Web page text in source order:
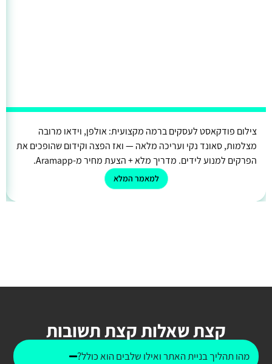
צילום פודקאסט לעסקים ברמה מקצועית: אולפן, וידאו מרובה
מצלמות, סאונד נקי ועריכה מלאה — ואז הפצה וקידום שהופכים את
הפרקים למנוע לידים. מדריך מלא + הצעת מחיר מ-Aramapp.
למאמר המלא
קצת שאלות קצת תשובות
מהו תהליך בניית האתר ואילו שלבים הוא כולל?